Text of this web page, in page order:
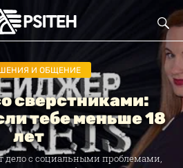
И ОБЩЕНИЕ
сверстниками:
тебе меньше 18
лет
дело с социальными проблемами,